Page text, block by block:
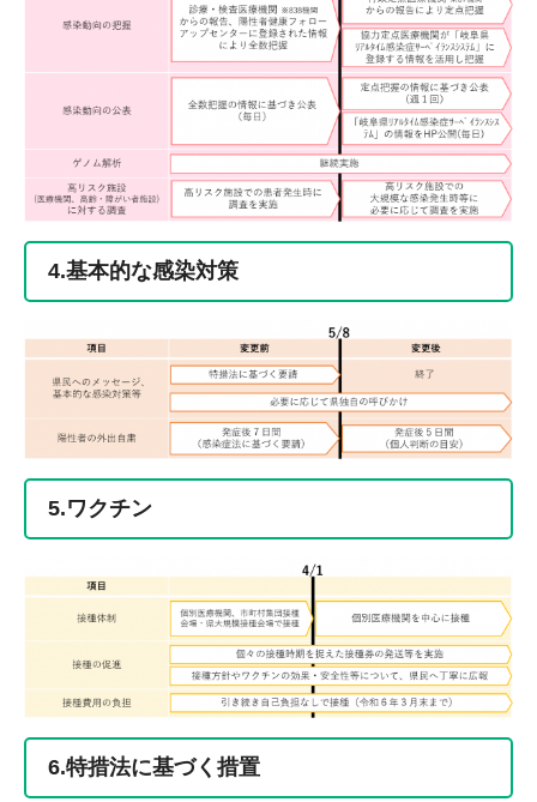
4.基本的な感染対策
5.ワクチン
6.特措法に基づく措置